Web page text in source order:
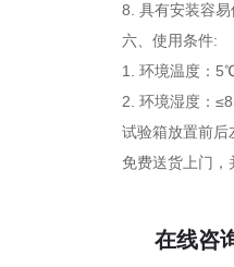
8. 具有安装容
六、 使用条件:
1. 环境温度：
2. 环境湿度：
试验箱放置前后
免费送货上门，
在线咨